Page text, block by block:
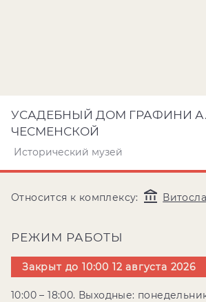
УСАДЕБНЫЙ ДОМ ГРАФИНИ
ЧЕСМЕНСКОЙ
Исторический музей
Относится к комплексу:
РЕЖИМ РАБОТЫ
Закрыт до 10:00 12 августа 2026
10:00 – 18:00. Выходные: